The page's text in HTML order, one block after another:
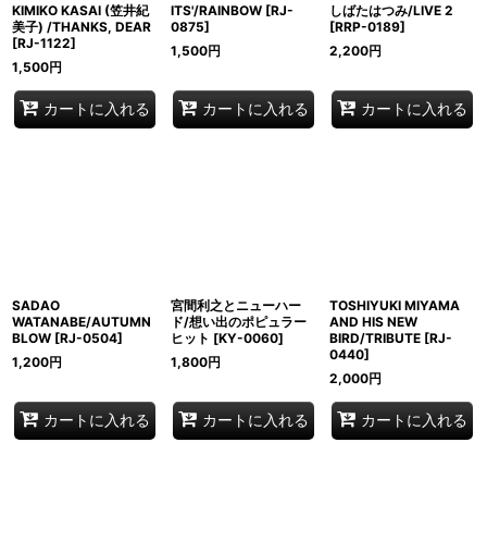
KIMIKO KASAI (笠井紀
美子) /THANKS, DEAR
[RJ-1122]
1,500円
カートに入れる
ITS'/RAINBOW [RJ-
0875]
1,500円
カートに入れる
しばたはつみ/LIVE 2
[RRP-0189]
2,200円
カートに入れる
SADAO
WATANABE/AUTUMN
BLOW [RJ-0504]
1,200円
カートに入れる
宮間利之とニューハー
ド/想い出のポピュラー
ヒット [KY-0060]
1,800円
カートに入れる
TOSHIYUKI MIYAMA
AND HIS NEW
BIRD/TRIBUTE [RJ-
0440]
2,000円
カートに入れる